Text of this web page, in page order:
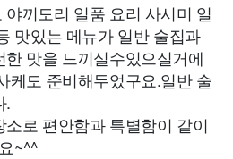
끼도리 일품 요리 사시미 일
맛있는 메뉴가 일반 술집과
맛을 느끼실수있으실거에
케도 준비해두었구요.일반 술
.
로 편안함과 특별함이 같이
~^^